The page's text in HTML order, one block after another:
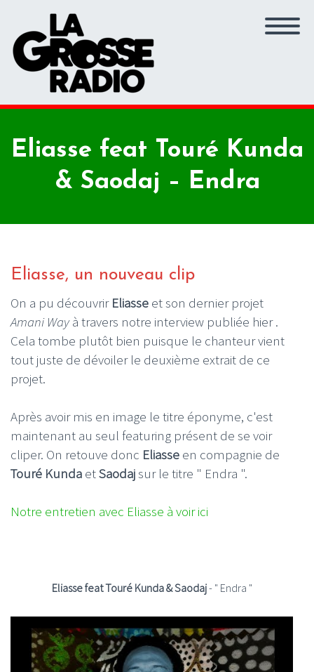
Eliasse feat Touré Kunda
& Saodaj – Endra
Eliasse, un nouveau clip
On a pu découvrir Eliasse et son dernier projet
Amani Wayà travers notre interview publiée hier .
Cela tombe plutôt bien puisque le chanteur vient
tout juste de dévoiler le deuxième extrait de ce
projet.
Après avoir mis en image le titre éponyme, c'est
maintenant au seul featuring présent de se voir
cliper. On retouve donc Eliasse en compagnie de
Touré Kunda etSaodajsur le titre " Endra ".
Notre entretien avec Eliasse à voir ici
Eliasse feat Touré Kunda & Saodaj- " Endra "